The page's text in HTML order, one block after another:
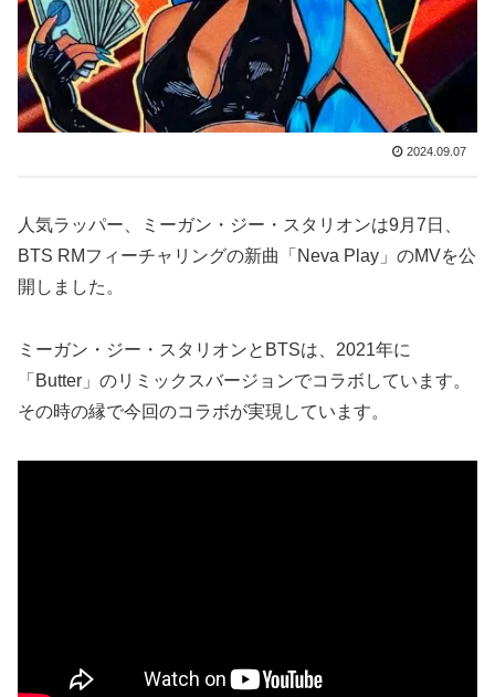
2024.09.07
人気ラッパー、ミーガン・ジー・スタリオンは9月7日、
BTS RMフィーチャリングの新曲「Neva Play」のMVを公
開しました。
ミーガン・ジー・スタリオンとBTSは、2021年に
「Butter」のリミックスバージョンでコラボしています。
その時の縁で今回のコラボが実現しています。